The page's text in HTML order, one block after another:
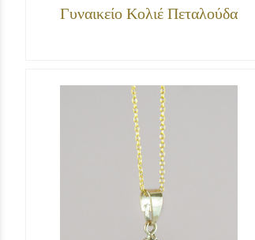
Γυναικείο Κολιέ Πεταλούδα